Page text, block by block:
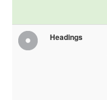
Headings